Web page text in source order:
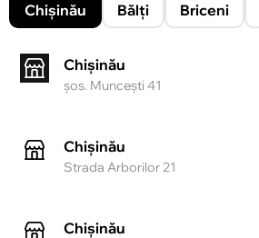
Chișinău Bălți Briceni
Chișinău
şos. Munceşti 41
Chișinău
Strada Arborilor 21
Chișinău